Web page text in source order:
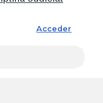
Acceder